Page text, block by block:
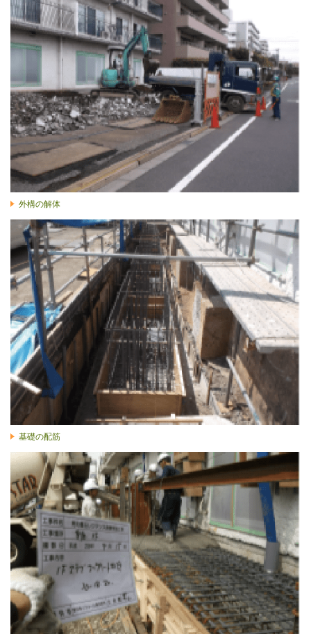
外構の解体
基礎の配筋